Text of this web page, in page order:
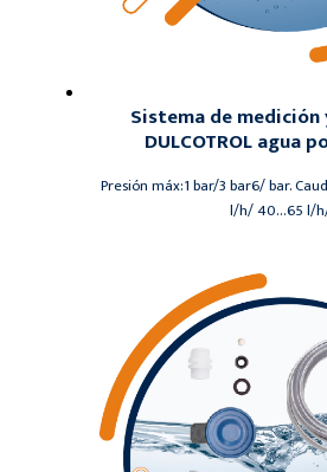
Sistema de
DULCOTROL agua
Presión máx:1 bar/3 bar6/ bar.
l/h/ 40…65 l/